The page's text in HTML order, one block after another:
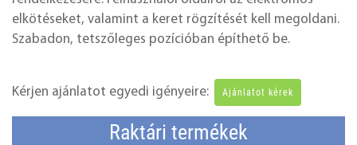
elkötéseket, valamint a keret rögzítését kell megoldani.
Szabadon, tetszőleges pozícióban építhető be.
Kérjen ajánlatot egyedi igényeire: Ajánlatot kérek
Raktári termékek